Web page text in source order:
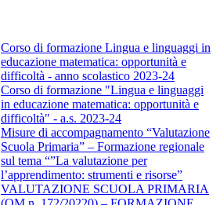
Corso di formazione Lingua e linguaggi in
educazione matematica: opportunità e
difficoltà - anno scolastico 2023-24
Corso di formazione "Lingua e linguaggi
in educazione matematica: opportunità e
difficoltà" - a.s. 2023-24
Misure di accompagnamento “Valutazione
Scuola Primaria” – Formazione regionale
sul tema “”La valutazione per
l’apprendimento: strumenti e risorse”
VALUTAZIONE SCUOLA PRIMARIA